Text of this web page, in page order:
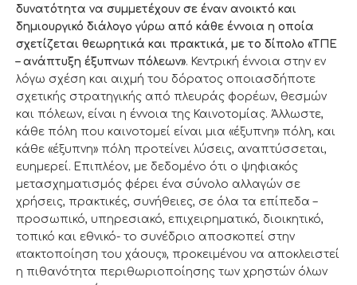
δυνατότητα να συμμετέχουν σε έναν ανοικτό και
δημιουργικό διάλογο γύρω από κάθε έννοια η οποία
σχετίζεται θεωρητικά και πρακτικά, με το δίπολο «ΤΠΕ
– ανάπτυξη έξυπνων πόλεων». Κεντρική έννοια στην εν
λόγω σχέση και αιχμή του δόρατος οποιασδήποτε
σχετικής στρατηγικής από πλευράς φορέων, θεσμών
και πόλεων, είναι η έννοια της Καινοτομίας. Άλλωστε,
κάθε πόλη που καινοτομεί είναι μια «έξυπνη» πόλη, και
κάθε «έξυπνη» πόλη προτείνει λύσεις, αναπτύσσεται,
ευημερεί. Επιπλέον, με δεδομένο ότι ο ψηφιακός
μετασχηματισμός φέρει ένα σύνολο αλλαγών σε
χρήσεις, πρακτικές, συνήθειες, σε όλα τα επίπεδα –
προσωπικό, υπηρεσιακό, επιχειρηματικό, διοικητικό,
τοπικό και εθνικό- το συνέδριο αποσκοπεί στην
«τακτοποίηση του χάους», προκειμένου να αποκλειστεί
η πιθανότητα περιθωριοποίησης των χρηστών όλων